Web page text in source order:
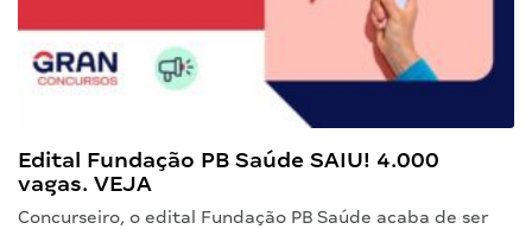
Edital Fundação PB Saúde SAIU! 4.000
vagas. VEJA
Concurseiro, o edital Fundação PB Saúde acaba de ser